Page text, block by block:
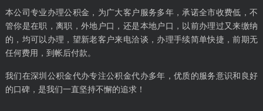
本公司专业办理公积金，为广大客户服务多年，承诺全市收费低，不
管你是在职，离职，外地户口，还是本地户口，以前办理过又来缴纳
的，均可以办理，望新老客户来电洽谈，办理手续简单快捷，前期无
任何费用，到帐后付款。
我们在深圳公积金代办专注公积金代办多年，优质的服务意识和良好
的口碑，是我们一直坚持不懈的追求！